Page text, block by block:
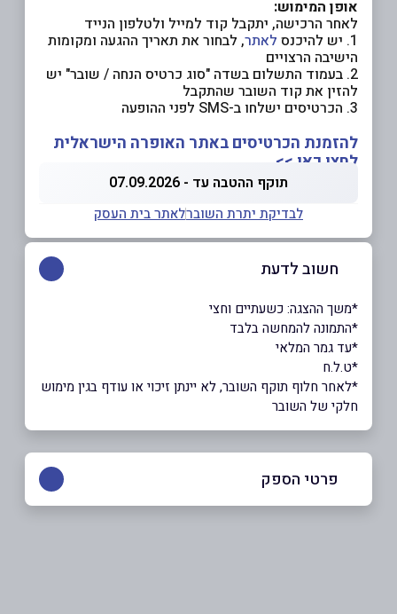
אופן המימוש:
לאחר הרכישה, יתקבל קוד למייל ולטלפון הנייד
1. יש להיכנס לאתר, לבחור את תאריך ההגעה ומקומות
הישיבה הרצויים
2. בעמוד התשלום בשדה "סוג כרטיס הנחה / שובר" יש
להזין את קוד השובר שהתקבל
3. הכרטיסים ישלחו ב-SMS לפני ההופעה
להזמנת הכרטיסים באתר האופרה הישראלית
לחצו כאן >>
תוקף ההטבה עד - 07.09.2026
לבדיקת יתרת השוברלאתר בית העסק
חשוב לדעת
*משך ההצגה: כשעתיים וחצי
*התמונה להמחשה בלבד
*עד גמר המלאי
*ט.ל.ח
*לאחר חלוף תוקף השובר, לא יינתן זיכוי או עודף בגין מימוש
חלקי של השובר
פרטי הספק